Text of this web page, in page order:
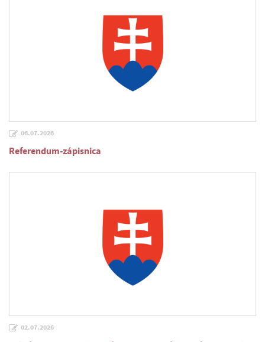
06.07.2026
Referendum-zápisnica
02.07.2026